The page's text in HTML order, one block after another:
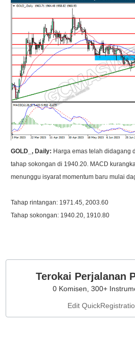
GOLD_, Daily: Harga emas telah didagang
tahap sokongan di 1940.20. MACD
menunggu isyarat momentum baru mulai
Tahap rintangan: 1971.45, 2003.60
Tahap sokongan: 1940.20, 1910.80
Terokai Perjalanan
0 Komisen, 300+
Edit